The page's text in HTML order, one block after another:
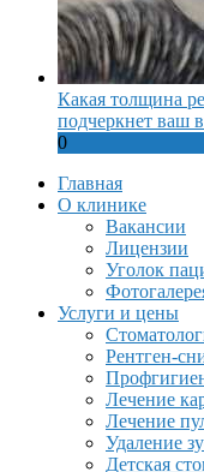
Какая толщина
подчеркнет ваш
0
Главная
О клинике
Вакансии
Лицензии
Уголок
Услуги и цены
Рентген-
Лечение
Лечение
Удаление
Детская